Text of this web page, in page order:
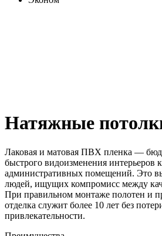
Натяжные
Лаковая и матовая ПВХ пленка —
быстрого видоизменения интерьеров
административных помещений. Это
людей, ищущих компромисс между
При правильном монтаже полотен и
отделка служит более 10 лет без
привлекательности.